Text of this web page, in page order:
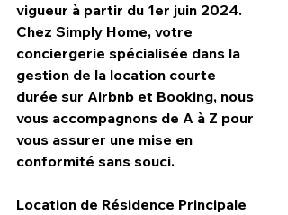
vigueur à partir du 1er juin 2024.
Chez Simply Home, votre
conciergerie spécialisée dans la
gestion de la location courte
durée sur Airbnb et Booking, nous
vous accompagnons de A à Z pour
vous assurer une mise en
conformité sans souci.
Location de Résidence Principale